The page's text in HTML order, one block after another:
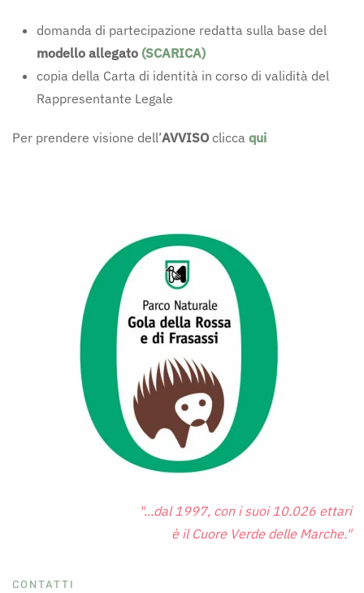
domanda di partecipazione redatta sulla base del
modello allegato (SCARICA)
copia della Carta di identità in corso di validità del
Rappresentante Legale
Per prendere visione dell’AVVISO clicca qui
"...dal 1997, con i suoi 10.026 ettari
è il Cuore Verde delle Marche."
CONTATTI